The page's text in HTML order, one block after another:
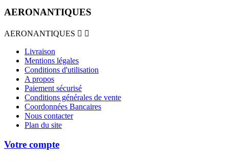
AERONANTIQUES
AERONANTIQUES  
Livraison
Mentions légales
Conditions d'utilisation
A propos
Paiement sécurisé
Conditions générales de vente
Coordonnées Bancaires
Nous contacter
Plan du site
Votre compte